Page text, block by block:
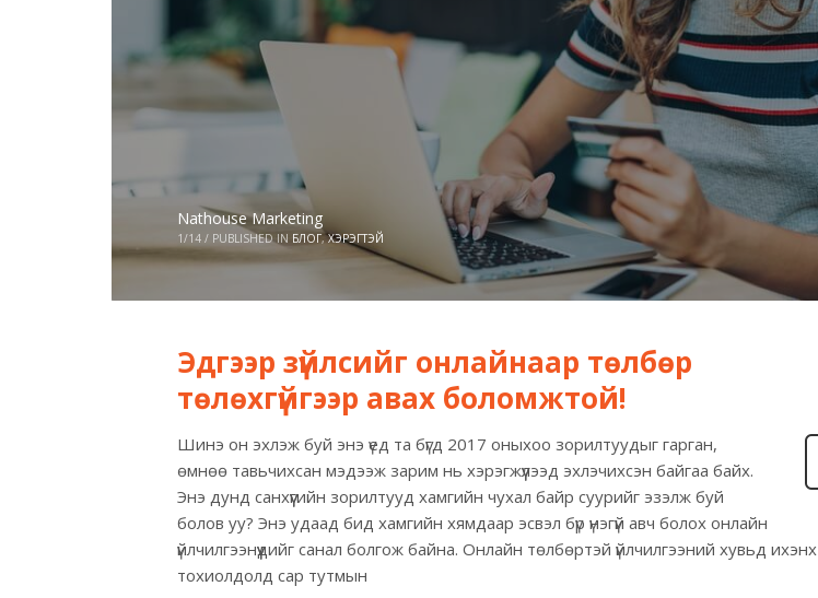
Nathouse Marketing
1/14 / PUBLISHED IN БЛОГ,ХЭРЭГТЭЙ
Эдгээр зүйлсийг онлайнаар төлбөр
төлөхгүйгээр авах боломжтой!
Шинэ он эхлэж буй энэ үед та бүгд 2017 оныхоо зорилтуудыг гарган,
өмнөө тавьчихсан мэдээж зарим нь хэрэгжүүлээд эхлэчихсэн байгаа байх.
Энэ дунд санхүүгийн зорилтууд хамгийн чухал байр суурийг эзэлж буй
болов уу? Энэ удаад бид хамгийн хямдаар эсвэл бүр үнэгүй авч болох онлайн
үйлчилгээнүүдийг санал болгож байна. Онлайн төлбөртэй үйлчилгээний хувьд ихэнх
тохиолдолд сар тутмын